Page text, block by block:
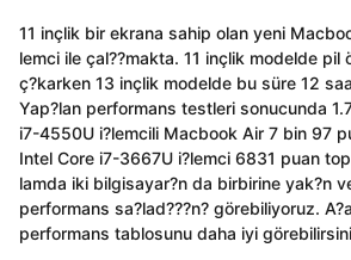
11 inçlik bir ekrana sahip olan yeni
lemci ile çal??makta. 11 inçlik modelde pil
ç?karken 13 inçlik modelde bu süre 12
Yap?lan performans testleri sonucunda
i7-4550U i?lemcili Macbook Air 7 bin 97
Intel Core i7-3667U i?lemci 6831 puan
lamda iki bilgisayar?n da birbirine yak?n
performans sa?lad???n? görebiliyoruz.
performans tablosunu daha iyi